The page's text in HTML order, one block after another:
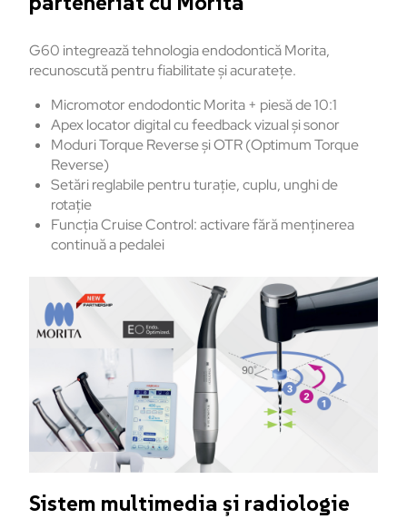
G60 integrează tehnologia endodontică Morita,
recunoscută pentru fiabilitate și acuratețe.
Micromotor endodontic Morita + piesă de 10:1
Apex locator digital cu feedback vizual și sonor
Moduri Torque Reverse și OTR (Optimum Torque
Reverse)
Setări reglabile pentru turație, cuplu, unghi de
rotație
Funcția Cruise Control: activare fără menținerea
continuă a pedalei
Sistem multimedia și radiologie